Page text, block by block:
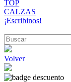
TOP
CALZAS
¡Escribinos!
Volver